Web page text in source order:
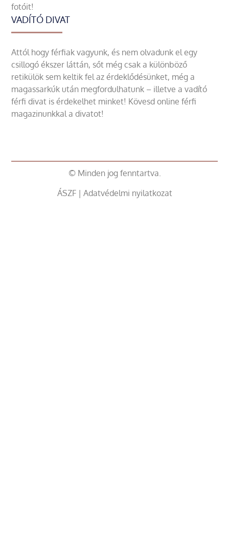
fotóit!
VADÍTÓ DIVAT
Attól hogy férfiak vagyunk, és nem olvadunk el egy
csillogó ékszer láttán, sőt még csak a különböző
retikülök sem keltik fel az érdeklődésünket, még a
magassarkúk után megfordulhatunk – illetve a vadító
férfi divat is érdekelhet minket! Kövesd online férfi
magazinunkkal a divatot!
© Minden jog fenntartva.
ÁSZF| Adatvédelmi nyilatkozat